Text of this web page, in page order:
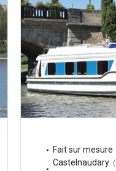
Fait sur mesure
Castelnaudary (